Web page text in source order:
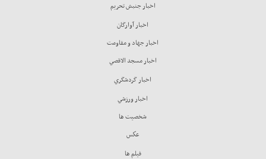
اخبار جنبش تحريم
اخبار آوارگان
اخبار جهاد و مقاومت
اخبار مسجد الاقصي
اخبار گردشگري
اخبار ورزشي
شخصيت ها
عكس
فيلم ها